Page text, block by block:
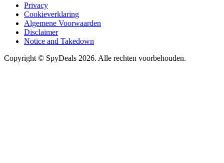
Privacy
Cookieverklaring
Algemene Voorwaarden
Disclaimer
Notice and Takedown
Copyright © SpyDeals 2026. Alle rechten voorbehouden.